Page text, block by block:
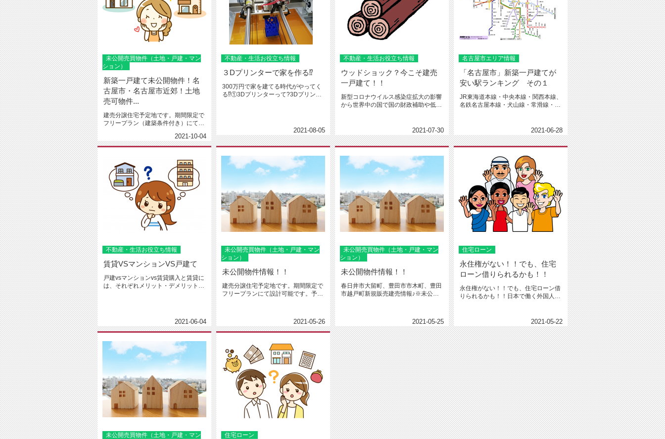
未公開売買物件（土地・戸建・マン
ション）
新築一戸建て未公開物件！名
古屋市・名古屋市近郊！土地
売可物件...
建売分譲住宅予定地です。期間限定で
フリープラン（建築条件付き）にて設
2021-10-04
不動産・生活お役立ち情報
３Dプリンターで家を作る⁉
300万円で家を建てる時代がやってく
る⁉①3Dプリンターって?3Dプリンタ
2021-08-05
不動産・生活お役立ち情報
ウッドショック？今こそ建売
一戸建て！！
新型コロナウイルス感染症拡大の影響
から世界中の国で国の財政補助や低金
2021-07-30
名古屋市エリア情報
「名古屋市」新築一戸建てが
安い駅ランキング その１
JR東海道本線・中央本線・関西本線、
名鉄名古屋本線・犬山線・常滑線・瀬
2021-06-28
不動産・生活お役立ち情報
賃貸VSマンションVS戸建て
戸建vsマンションvs賃貸購入と賃貸に
は、それぞれメリット・デメリットが
2021-06-04
未公開売買物件（土地・戸建・マン
ション）
未公開物件情報！！
建売分譲住宅予定地です。期間限定で
フリープランにて設計可能です。予算
2021-05-26
未公開売買物件（土地・戸建・マン
ション）
未公開物件情報！！
春日井市大留町、豊田市市木町、豊田
市越戸町新規販売建売情報♪※未公開
2021-05-25
住宅ローン
永住権がない！！でも、住宅
ローン借りられるかも！！
永住権がない！！でも、住宅ローン借
りられるかも！！日本で働く外国人の
2021-05-22
未公開売買物件（土地・戸建・マン
住宅ローン